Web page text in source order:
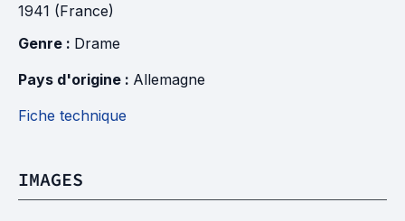
1941 (France)
Genre : Drame
Pays d'origine : Allemagne
Fiche technique
IMAGES